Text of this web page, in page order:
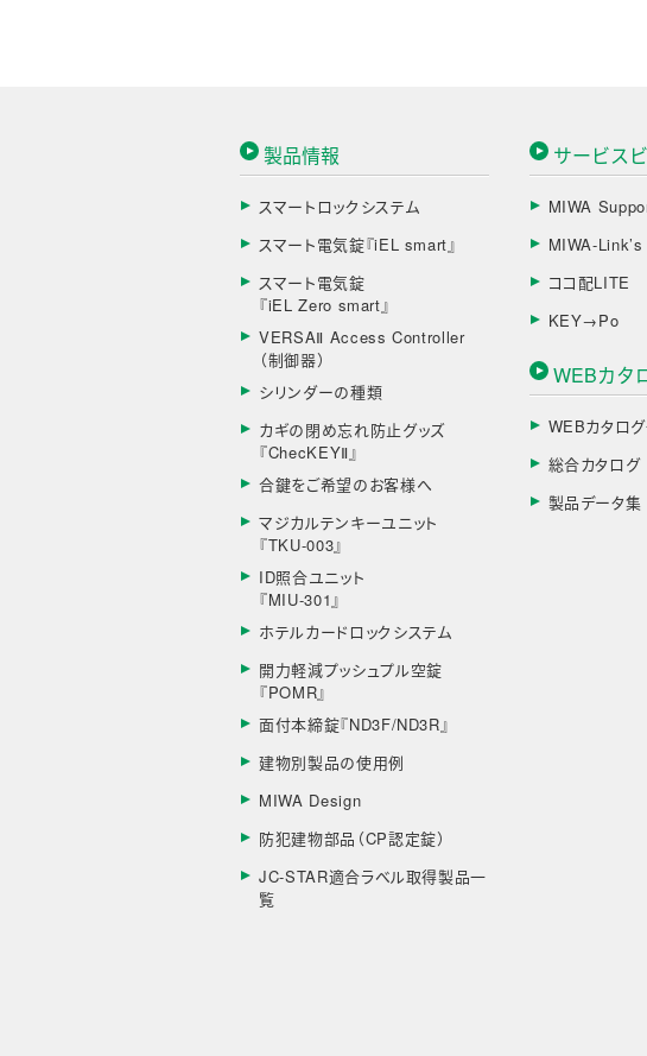
製品情報
スマートロックシステム
スマート電気錠『iEL smart』
スマート電気錠
『iEL Zero smart』
VERSAⅡ Access Controller
（制御器）
シリンダーの種類
カギの閉め忘れ防止グッズ
『ChecKEYⅡ』
合鍵をご希望のお客様へ
マジカルテンキーユニット
『TKU-003』
ID照合ユニット
『MIU-301』
ホテルカードロックシステム
開力軽減プッシュプル空錠
『POMR』
面付本締錠『ND3F/ND3R』
建物別製品の使用例
MIWA Design
防犯建物部品（CP認定錠）
JC-STAR適合ラベル取得製品一
覧
サービス
MIWA
MIWA-Link’s
ココ配LITE
KEY→Po
WEBカタ
WEBカタロ
総合カタログ
製品データ集